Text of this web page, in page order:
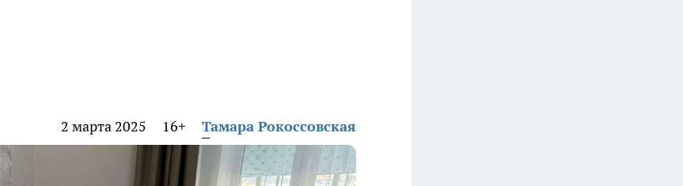
2 марта 2025 16+ Тамара Рокоссовская